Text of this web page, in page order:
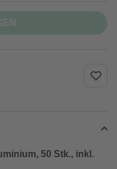
50 Stk., inkl.